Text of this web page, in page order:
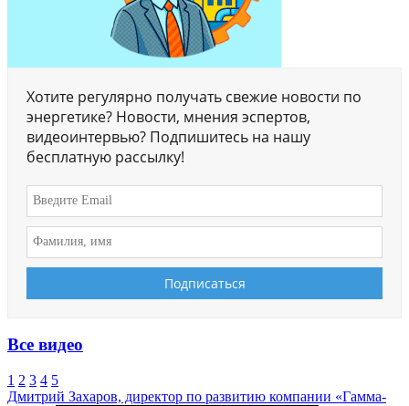
Хотите регулярно получать свежие новости по
энергетике? Новости, мнения эспертов,
видеоинтервью? Подпишитесь на нашу
бесплатную рассылку!
Все видео
1 2 3 4 5
Дмитрий Захаров, директор по развитию компании «Гамма-